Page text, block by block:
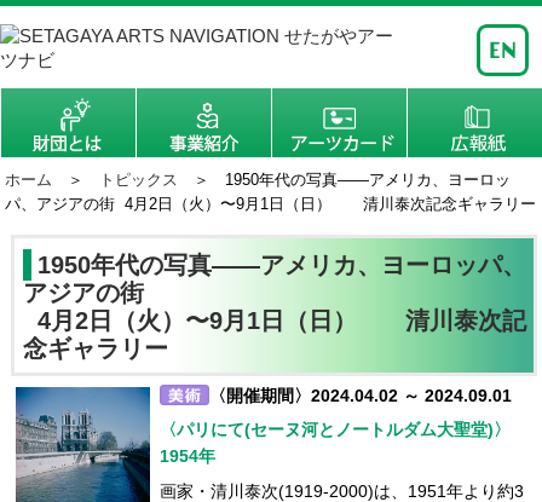
ホーム ＞ トピックス
＞ 1950年代の写真――アメリカ、ヨーロッ
パ、アジアの街 4月2日（火）〜9月1日（日） 清川泰次記念ギャラリー
1950年代の写真――アメリカ、ヨーロッパ、
アジアの街
4月2日（火）〜9月1日（日） 清川泰次記
念ギャラリー
〈開催期間〉2024.04.02 ～ 2024.09.01
〈パリにて(セーヌ河とノートルダム大聖堂)〉
1954年
画家・清川泰次(1919-2000)は、1951年より約3